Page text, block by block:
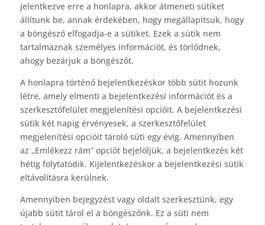
jelentkezve erre a honlapra, akkor átmeneti sütiket
állítunk be, annak érdekében, hogy megállapítsuk, hogy
a böngésző elfogadja-e a sütiket. Ezek a sütik nem
tartalmaznak személyes információt, és törlődnek,
ahogy bezárjuk a böngészőt.
A honlapra történő bejelentkezéskor több sütit hozunk
létre, amely elmenti a bejelentkezési információt és a
szerkesztőfelület megjelenítési opcióit. A bejelentkezési
sütik két napig érvényesek, a szerkesztőfelület
megjelenítési opcióit tároló süti egy évig. Amennyiben
az „Emlékezz rám” opciót bejelöljük, a bejelentkezés két
hétig folytatódik. Kijelentkezéskor a bejelentkezési sütik
eltávolításra kerülnek.
Amennyiben bejegyzést vagy oldalt szerkesztünk, egy
újabb sütit tárol el a böngészőnk. Ez a süti nem